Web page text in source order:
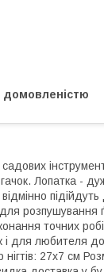
домовленістю
Лопатка -
підійдуть
розпушування
точних
і для любителя
27х7 см